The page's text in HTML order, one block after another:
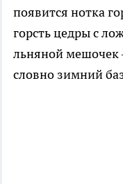
появится нотка
горсть цедры с
льняной
словно зимний